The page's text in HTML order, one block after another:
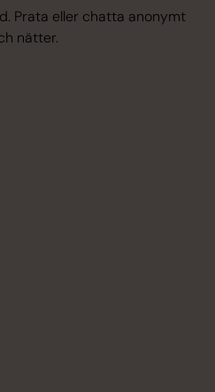
Prata eller chatta anonymt
nätter.